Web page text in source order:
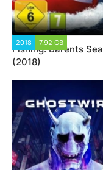
2018 7.92 GB
Fishing: Barents Sea
(2018)